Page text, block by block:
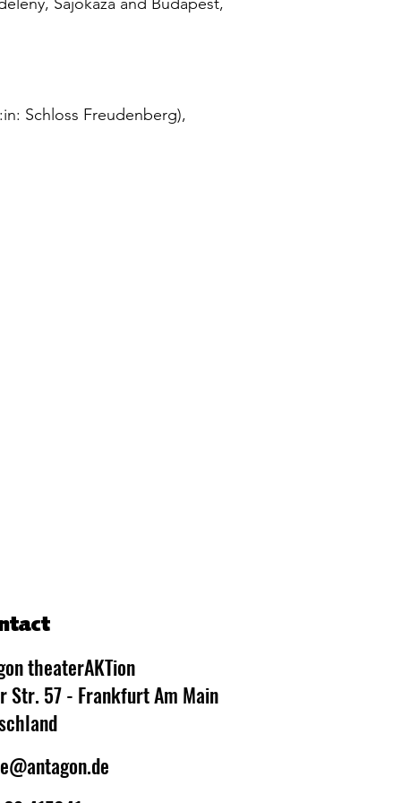
Schloss Freudenberg),
theaterAKTion
Str. 57 - Frankfurt Am Main